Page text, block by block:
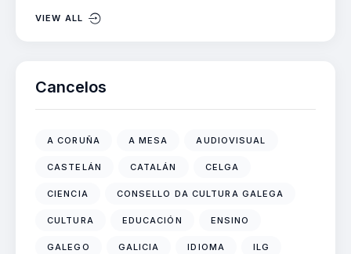
VIEW ALL
Cancelos
A CORUÑA A MESA AUDIOVISUAL
CASTELÁN CATALÁN CELGA
CIENCIA CONSELLO DA CULTURA GALEGA
CULTURA EDUCACIÓN ENSINO
GALEGO GALICIA IDIOMA ILG